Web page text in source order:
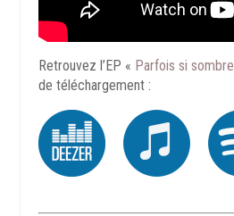
Retrouvez l’EP « Parfois si sombre
de téléchargement :